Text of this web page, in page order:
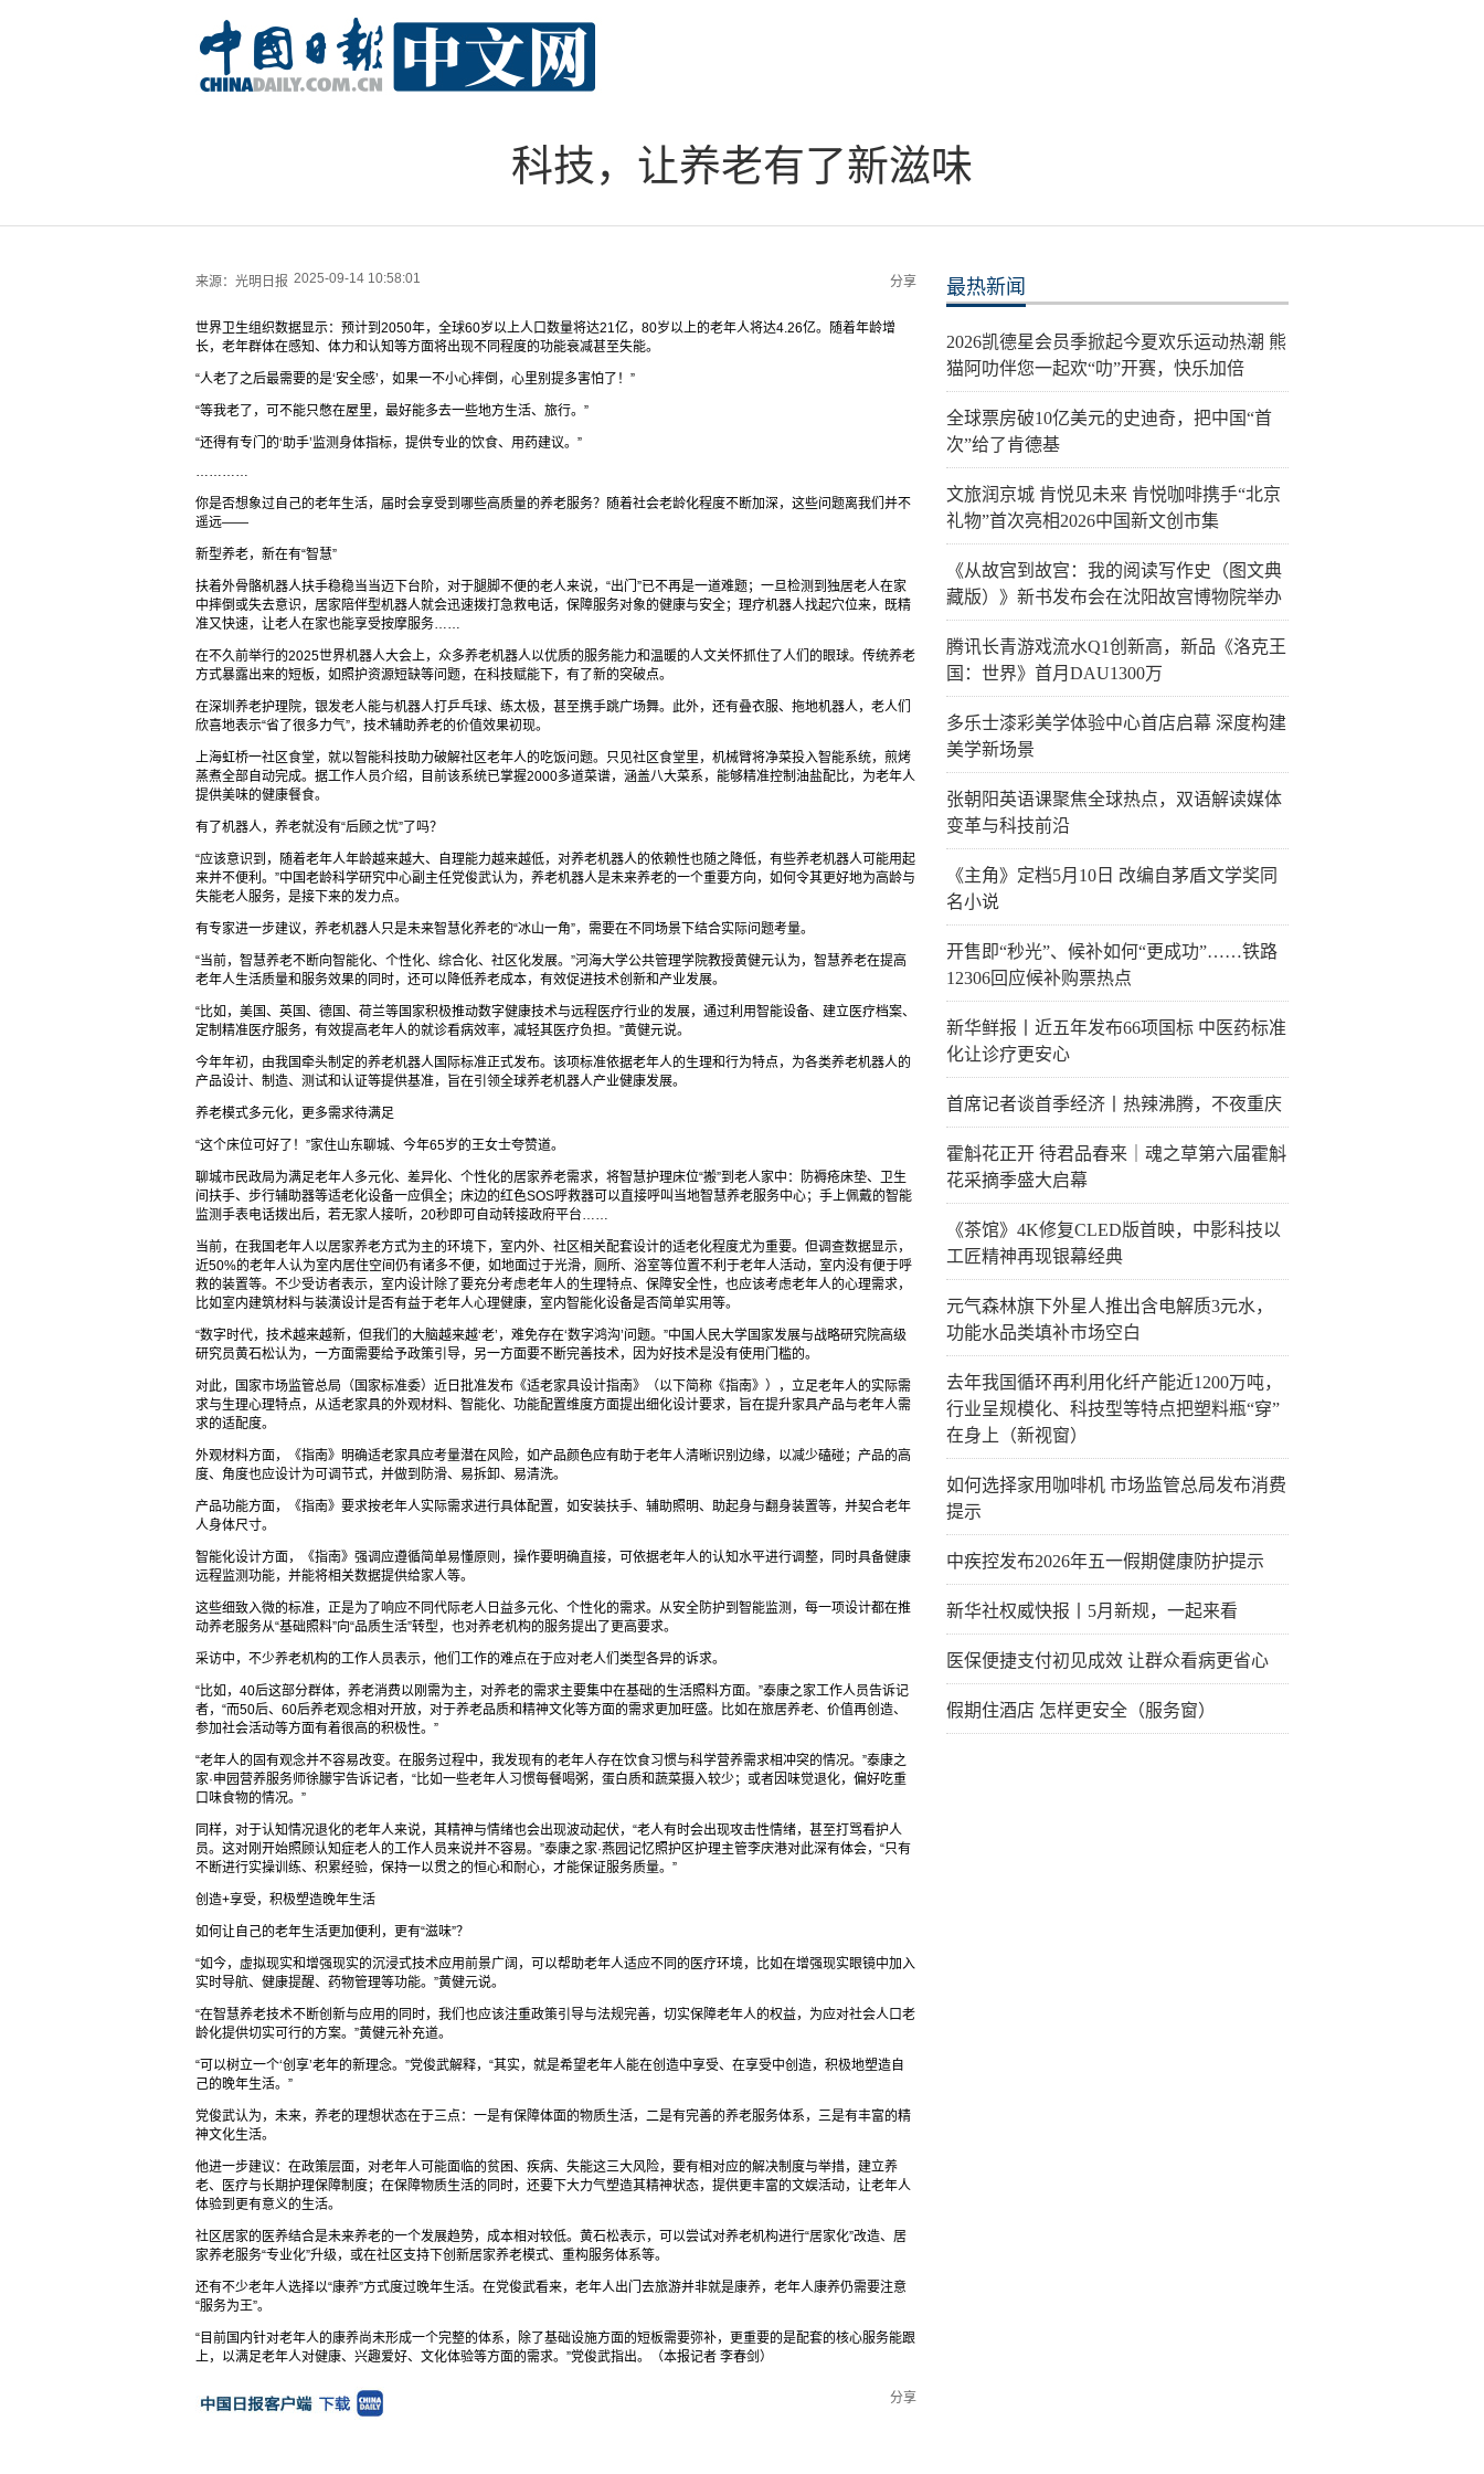
科技，让养老有了新滋味
来源： 光明日报 2025-09-14 10:58:01 分享
世界卫生组织数据显示：预计到2050年，全球60岁以上人口数量将达21亿，80岁以上的老年人将达4.26亿。随着年龄增
长，老年群体在感知、体力和认知等方面将出现不同程度的功能衰减甚至失能。
“人老了之后最需要的是‘安全感’，如果一不小心摔倒，心里别提多害怕了！”
“等我老了，可不能只憋在屋里，最好能多去一些地方生活、旅行。”
“还得有专门的‘助手’监测身体指标，提供专业的饮食、用药建议。”
…………
你是否想象过自己的老年生活，届时会享受到哪些高质量的养老服务？随着社会老龄化程度不断加深，这些问题离我们并不
遥远——
新型养老，新在有“智慧”
扶着外骨骼机器人扶手稳稳当当迈下台阶，对于腿脚不便的老人来说，“出门”已不再是一道难题；一旦检测到独居老人在家
中摔倒或失去意识，居家陪伴型机器人就会迅速拨打急救电话，保障服务对象的健康与安全；理疗机器人找起穴位来，既精
准又快速，让老人在家也能享受按摩服务……
在不久前举行的2025世界机器人大会上，众多养老机器人以优质的服务能力和温暖的人文关怀抓住了人们的眼球。传统养老
方式暴露出来的短板，如照护资源短缺等问题，在科技赋能下，有了新的突破点。
在深圳养老护理院，银发老人能与机器人打乒乓球、练太极，甚至携手跳广场舞。此外，还有叠衣服、拖地机器人，老人们
欣喜地表示“省了很多力气”，技术辅助养老的价值效果初现。
上海虹桥一社区食堂，就以智能科技助力破解社区老年人的吃饭问题。只见社区食堂里，机械臂将净菜投入智能系统，煎烤
蒸煮全部自动完成。据工作人员介绍，目前该系统已掌握2000多道菜谱，涵盖八大菜系，能够精准控制油盐配比，为老年人
提供美味的健康餐食。
有了机器人，养老就没有“后顾之忧”了吗？
“应该意识到，随着老年人年龄越来越大、自理能力越来越低，对养老机器人的依赖性也随之降低，有些养老机器人可能用起
来并不便利。”中国老龄科学研究中心副主任党俊武认为，养老机器人是未来养老的一个重要方向，如何令其更好地为高龄与
失能老人服务，是接下来的发力点。
有专家进一步建议，养老机器人只是未来智慧化养老的“冰山一角”，需要在不同场景下结合实际问题考量。
“当前，智慧养老不断向智能化、个性化、综合化、社区化发展。”河海大学公共管理学院教授黄健元认为，智慧养老在提高
老年人生活质量和服务效果的同时，还可以降低养老成本，有效促进技术创新和产业发展。
“比如，美国、英国、德国、荷兰等国家积极推动数字健康技术与远程医疗行业的发展，通过利用智能设备、建立医疗档案、
定制精准医疗服务，有效提高老年人的就诊看病效率，减轻其医疗负担。”黄健元说。
今年年初，由我国牵头制定的养老机器人国际标准正式发布。该项标准依据老年人的生理和行为特点，为各类养老机器人的
产品设计、制造、测试和认证等提供基准，旨在引领全球养老机器人产业健康发展。
养老模式多元化，更多需求待满足
“这个床位可好了！”家住山东聊城、今年65岁的王女士夸赞道。
聊城市民政局为满足老年人多元化、差异化、个性化的居家养老需求，将智慧护理床位“搬”到老人家中：防褥疮床垫、卫生
间扶手、步行辅助器等适老化设备一应俱全；床边的红色SOS呼救器可以直接呼叫当地智慧养老服务中心；手上佩戴的智能
监测手表电话拨出后，若无家人接听，20秒即可自动转接政府平台……
当前，在我国老年人以居家养老方式为主的环境下，室内外、社区相关配套设计的适老化程度尤为重要。但调查数据显示，
近50%的老年人认为室内居住空间仍有诸多不便，如地面过于光滑，厕所、浴室等位置不利于老年人活动，室内没有便于呼
救的装置等。不少受访者表示，室内设计除了要充分考虑老年人的生理特点、保障安全性，也应该考虑老年人的心理需求，
比如室内建筑材料与装潢设计是否有益于老年人心理健康，室内智能化设备是否简单实用等。
“数字时代，技术越来越新，但我们的大脑越来越‘老’，难免存在‘数字鸿沟’问题。”中国人民大学国家发展与战略研究院高级
研究员黄石松认为，一方面需要给予政策引导，另一方面要不断完善技术，因为好技术是没有使用门槛的。
对此，国家市场监管总局（国家标准委）近日批准发布《适老家具设计指南》（以下简称《指南》），立足老年人的实际需
求与生理心理特点，从适老家具的外观材料、智能化、功能配置维度方面提出细化设计要求，旨在提升家具产品与老年人需
求的适配度。
外观材料方面，《指南》明确适老家具应考量潜在风险，如产品颜色应有助于老年人清晰识别边缘，以减少磕碰；产品的高
度、角度也应设计为可调节式，并做到防滑、易拆卸、易清洗。
产品功能方面，《指南》要求按老年人实际需求进行具体配置，如安装扶手、辅助照明、助起身与翻身装置等，并契合老年
人身体尺寸。
智能化设计方面，《指南》强调应遵循简单易懂原则，操作要明确直接，可依据老年人的认知水平进行调整，同时具备健康
远程监测功能，并能将相关数据提供给家人等。
这些细致入微的标准，正是为了响应不同代际老人日益多元化、个性化的需求。从安全防护到智能监测，每一项设计都在推
动养老服务从“基础照料”向“品质生活”转型，也对养老机构的服务提出了更高要求。
采访中，不少养老机构的工作人员表示，他们工作的难点在于应对老人们类型各异的诉求。
“比如，40后这部分群体，养老消费以刚需为主，对养老的需求主要集中在基础的生活照料方面。”泰康之家工作人员告诉记
者，“而50后、60后养老观念相对开放，对于养老品质和精神文化等方面的需求更加旺盛。比如在旅居养老、价值再创造、
参加社会活动等方面有着很高的积极性。”
“老年人的固有观念并不容易改变。在服务过程中，我发现有的老年人存在饮食习惯与科学营养需求相冲突的情况。”泰康之
家·申园营养服务师徐朦宇告诉记者，“比如一些老年人习惯每餐喝粥，蛋白质和蔬菜摄入较少；或者因味觉退化，偏好吃重
口味食物的情况。”
同样，对于认知情况退化的老年人来说，其精神与情绪也会出现波动起伏，“老人有时会出现攻击性情绪，甚至打骂看护人
员。这对刚开始照顾认知症老人的工作人员来说并不容易。”泰康之家·燕园记忆照护区护理主管李庆港对此深有体会，“只有
不断进行实操训练、积累经验，保持一以贯之的恒心和耐心，才能保证服务质量。”
创造+享受，积极塑造晚年生活
如何让自己的老年生活更加便利，更有“滋味”？
“如今，虚拟现实和增强现实的沉浸式技术应用前景广阔，可以帮助老年人适应不同的医疗环境，比如在增强现实眼镜中加入
实时导航、健康提醒、药物管理等功能。”黄健元说。
“在智慧养老技术不断创新与应用的同时，我们也应该注重政策引导与法规完善，切实保障老年人的权益，为应对社会人口老
龄化提供切实可行的方案。”黄健元补充道。
“可以树立一个‘创享’老年的新理念。”党俊武解释，“其实，就是希望老年人能在创造中享受、在享受中创造，积极地塑造自
己的晚年生活。”
党俊武认为，未来，养老的理想状态在于三点：一是有保障体面的物质生活，二是有完善的养老服务体系，三是有丰富的精
神文化生活。
他进一步建议：在政策层面，对老年人可能面临的贫困、疾病、失能这三大风险，要有相对应的解决制度与举措，建立养
老、医疗与长期护理保障制度；在保障物质生活的同时，还要下大力气塑造其精神状态，提供更丰富的文娱活动，让老年人
体验到更有意义的生活。
社区居家的医养结合是未来养老的一个发展趋势，成本相对较低。黄石松表示，可以尝试对养老机构进行“居家化”改造、居
家养老服务“专业化”升级，或在社区支持下创新居家养老模式、重构服务体系等。
还有不少老年人选择以“康养”方式度过晚年生活。在党俊武看来，老年人出门去旅游并非就是康养，老年人康养仍需要注意
“服务为王”。
“目前国内针对老年人的康养尚未形成一个完整的体系，除了基础设施方面的短板需要弥补，更重要的是配套的核心服务能跟
上，以满足老年人对健康、兴趣爱好、文化体验等方面的需求。”党俊武指出。（本报记者 李春剑）
分享
最热新闻
2026凯德星会员季掀起今夏欢乐运动热潮 熊
猫阿叻伴您一起欢“叻”开赛，快乐加倍
全球票房破10亿美元的史迪奇，把中国“首
次”给了肯德基
文旅润京城 肯悦见未来 肯悦咖啡携手“北京
礼物”首次亮相2026中国新文创市集
《从故宫到故宫：我的阅读写作史（图文典
藏版）》新书发布会在沈阳故宫博物院举办
腾讯长青游戏流水Q1创新高，新品《洛克王
国：世界》首月DAU1300万
多乐士漆彩美学体验中心首店启幕 深度构建
美学新场景
张朝阳英语课聚焦全球热点，双语解读媒体
变革与科技前沿
《主角》定档5月10日 改编自茅盾文学奖同
名小说
开售即“秒光”、候补如何“更成功”……铁路
12306回应候补购票热点
新华鲜报丨近五年发布66项国标 中医药标准
化让诊疗更安心
首席记者谈首季经济丨热辣沸腾，不夜重庆
霍斛花正开 待君品春来｜魂之草第六届霍斛
花采摘季盛大启幕
《茶馆》4K修复CLED版首映，中影科技以
工匠精神再现银幕经典
元气森林旗下外星人推出含电解质3元水，
功能水品类填补市场空白
去年我国循环再利用化纤产能近1200万吨，
行业呈规模化、科技型等特点把塑料瓶“穿”
在身上（新视窗）
如何选择家用咖啡机 市场监管总局发布消费
提示
中疾控发布2026年五一假期健康防护提示
新华社权威快报丨5月新规，一起来看
医保便捷支付初见成效 让群众看病更省心
假期住酒店 怎样更安全（服务窗）